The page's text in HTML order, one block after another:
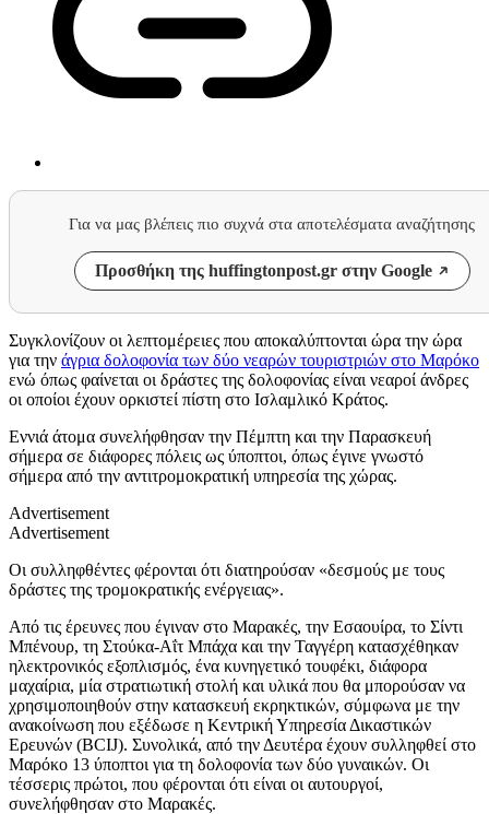
Για να μας βλέπεις πιο συχνά στα αποτελέσματα αναζήτησης
Προσθήκη της huffingtonpost.gr στην Google
Συγκλονίζουν οι λεπτομέρειες που αποκαλύπτονται ώρα την ώρα
για την άγρια δολοφονία των δύο νεαρών τουριστριών στο Μαρόκο
ενώ όπως φαίνεται οι δράστες της δολοφονίας είναι νεαροί άνδρες
οι οποίοι έχουν ορκιστεί πίστη στο Ισλαμλικό Κράτος.
Εννιά άτομα συνελήφθησαν την Πέμπτη και την Παρασκευή
σήμερα σε διάφορες πόλεις ως ύποπτοι, όπως έγινε γνωστό
σήμερα από την αντιτρομοκρατική υπηρεσία της χώρας.
Advertisement
Advertisement
Οι συλληφθέντες φέρονται ότι διατηρούσαν «δεσμούς με τους
δράστες της τρομοκρατικής ενέργειας».
Από τις έρευνες που έγιναν στο Μαρακές, την Εσαουίρα, το Σίντι
Μπένουρ, τη Στούκα-Αΐτ Μπάχα και την Ταγγέρη κατασχέθηκαν
ηλεκτρονικός εξοπλισμός, ένα κυνηγετικό τουφέκι, διάφορα
μαχαίρια, μία στρατιωτική στολή και υλικά που θα μπορούσαν να
χρησιμοποιηθούν στην κατασκευή εκρηκτικών, σύμφωνα με την
ανακοίνωση που εξέδωσε η Κεντρική Υπηρεσία Δικαστικών
Ερευνών (BCIJ). Συνολικά, από την Δευτέρα έχουν συλληφθεί στο
Μαρόκο 13 ύποπτοι για τη δολοφονία των δύο γυναικών. Οι
τέσσερις πρώτοι, που φέρονται ότι είναι οι αυτουργοί,
συνελήφθησαν στο Μαρακές.